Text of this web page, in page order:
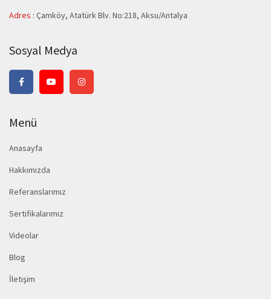
Adres : Çamköy, Atatürk Blv. No:218, Aksu/Antalya
Sosyal Medya
Menü
Anasayfa
Hakkımızda
Referanslarımız
Sertifikalarımız
Videolar
Blog
İletişim